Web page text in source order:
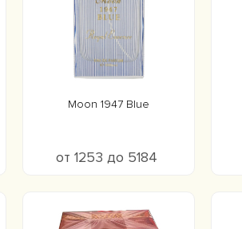
Moon 1947 Blue
от 1253 до 5184